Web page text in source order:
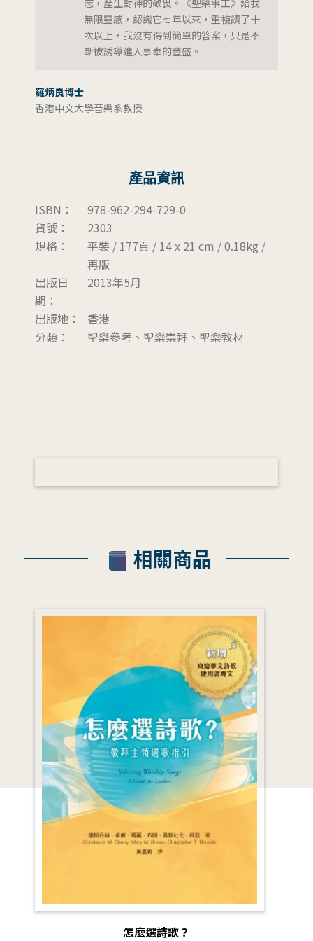
志，產生對神的敬畏。《聖樂事工》給我
無限靈感，認識它七年以來，重複讀了十
次以上，我沒有得到簡單的答案，只是不
斷被誘導進入事奉的豐盛。
羅炳良博士
香港中文大學音樂系教授
產品資訊
ISBN：
978-962-294-729-0
貨號：
2303
規格：
平裝 / 177頁 / 14 x 21 cm / 0.18kg /
再版
出版日
期：
2013年5月
出版地：
香港
分類：
聖樂參考、聖樂崇拜、聖樂教材
相關商品
怎麼選詩歌？